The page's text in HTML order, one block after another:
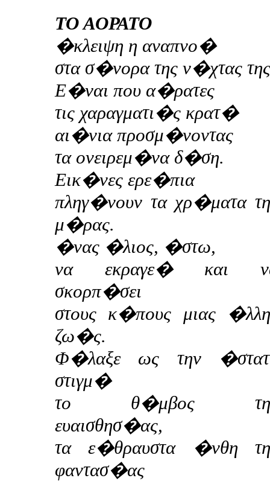
ΤΟ ΑΟΡΑΤΟ
�κλειψη η αναπνο�
στα σ�νορα της ν�χτας
Ε�ναι που α�ρατες
τις χαραγματι�ς κρατ�
αι�νια προσμ�νοντας
τα ονειρεμ�να δ�ση.
Εικ�νες ερε�πια
πληγ�νουν τα χρ�ματα
μ�ρας.
�νας �λιος, �στω,
να εκραγε� και
σκορπ�σει
στους κ�πους μιας
ζω�ς.
Φ�λαξε ως την
στιγμ�
το θ�μβος
ευαισθησ�ας,
τα ε�θραυστα �νθη
φαντασ�ας